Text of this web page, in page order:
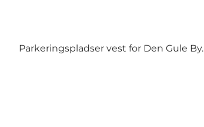
Parkeringspladser vest for Den Gule By.